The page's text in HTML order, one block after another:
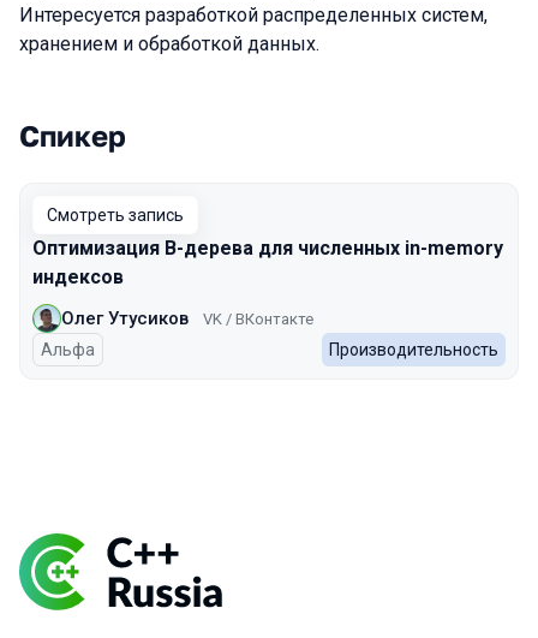
Интересуется разработкой распределенных систем,
хранением и обработкой данных.
Выступления в сезоне 2024
Спикер
Смотреть запись
Оптимизация B-дерева для численных in-memory
индексов
Олег Утусиков VK / ВКонтакте
Альфа Производительность